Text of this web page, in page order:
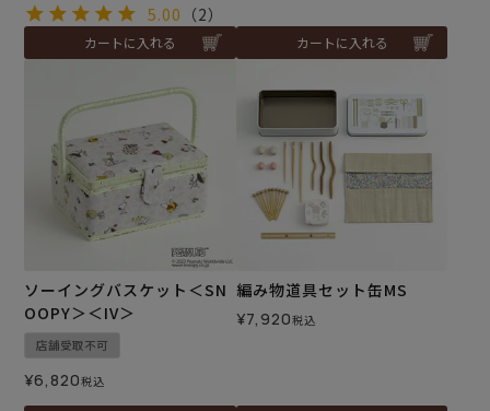
5.00 （2）
カートに入れる カートに入れる
ソーイングバスケット＜SN
OOPY＞＜IV＞
店舗受取不可
¥6,820税込
編み物道具セット缶MS
¥7,920税込